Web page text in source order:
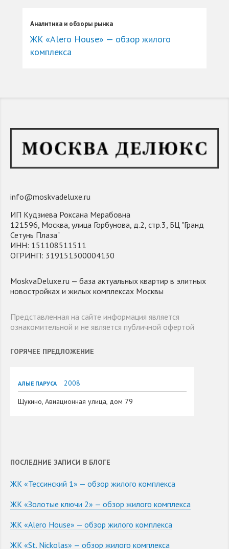
Аналитика и обзоры рынка
ЖК «Alero House» — обзор жилого
комплекса
info@moskvadeluxe.ru
ИП Кудзиева Роксана Мерабовна
121596, Москва, улица Горбунова, д.2, стр.3, БЦ "Гранд
Сетунь Плаза"
ИНН: 151108511511
ОГРИНП: 319151300004130
MoskvaDeluxe.ru — база актуальных квартир в элитных
новостройках и жилых комплексах Москвы
Представленная на сайте информация является
ознакомительной и не является публичной офертой
ГОРЯЧЕЕ ПРЕДЛОЖЕНИЕ
АЛЫЕ ПАРУСА
2008
Щукино, Авиационная улица, дом 79
ПОСЛЕДНИЕ ЗАПИСИ В БЛОГЕ
ЖК «Тессинский 1» — обзор жилого комплекса
ЖК «Золотые ключи 2» — обзор жилого комплекса
ЖК «Alero House» — обзор жилого комплекса
ЖК «St. Nickolas» — обзор жилого комплекса